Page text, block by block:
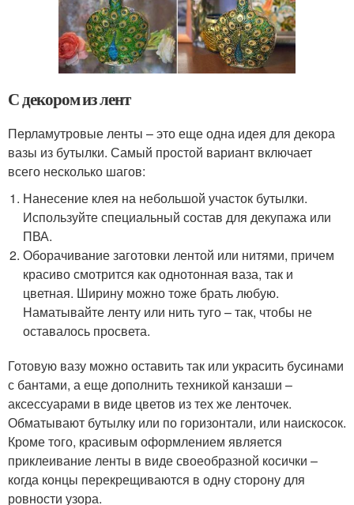
С декором из лент
Перламутровые ленты – это еще одна идея для декора
вазы из бутылки. Самый простой вариант включает
всего несколько шагов:
Нанесение клея на небольшой участок бутылки.
Используйте специальный состав для декупажа или
ПВА.
Оборачивание заготовки лентой или нитями, причем
красиво смотрится как однотонная ваза, так и
цветная. Ширину можно тоже брать любую.
Наматывайте ленту или нить туго – так, чтобы не
оставалось просвета.
Готовую вазу можно оставить так или украсить бусинами
с бантами, а еще дополнить техникой канзаши –
аксессуарами в виде цветов из тех же ленточек.
Обматывают бутылку или по горизонтали, или наискосок.
Кроме того, красивым оформлением является
приклеивание ленты в виде своеобразной косички –
когда концы перекрещиваются в одну сторону для
ровности узора.